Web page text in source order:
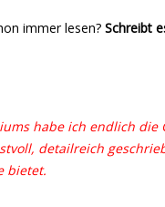
immer lesen? Schreibt
habe ich endlich die
detailreich
bietet.